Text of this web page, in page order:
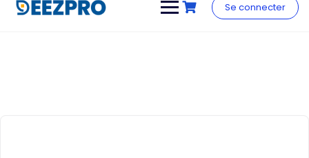
content
Se connecter